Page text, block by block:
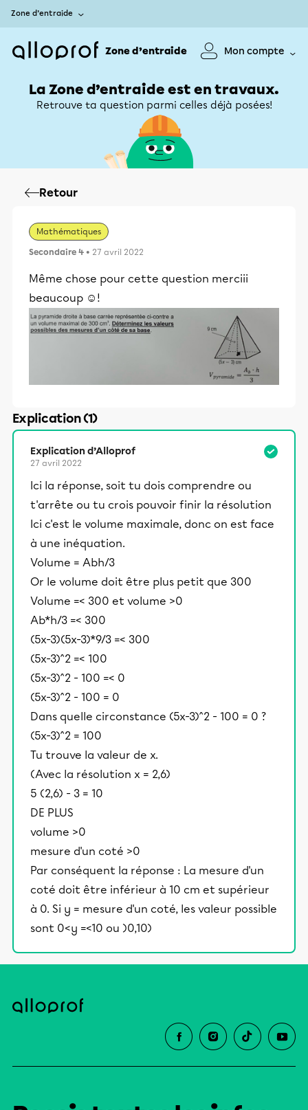
Zone d’entraide
Zone d’entraide Mon compte
La Zone d’entraide est en travaux.
Retrouve ta question parmi celles déjà posées!
Retour
Mathématiques
Secondaire 4 • 27 avril 2022
Même chose pour cette question merciii
beaucoup ☺️!
Explication (1)
Explication d’Alloprof
27 avril 2022
Ici la réponse, soit tu dois comprendre ou
t'arrête ou tu crois pouvoir finir la résolution
Ici c'est le volume maximale, donc on est face
à une inéquation.
Volume = Abh/3
Or le volume doit être plus petit que 300
Volume =< 300 et volume >0
Ab*h/3 =< 300
(5x-3)(5x-3)*9/3 =< 300
(5x-3)^2 =< 100
(5x-3)^2 - 100 =< 0
(5x-3)^2 - 100 = 0
Dans quelle circonstance (5x-3)^2 - 100 = 0 ?
(5x-3)^2 = 100
Tu trouve la valeur de x.
(Avec la résolution x = 2,6)
5 (2,6) - 3 = 10
DE PLUS
volume >0
mesure d'un coté >0
Par conséquent la réponse : La mesure d'un
coté doit être inférieur à 10 cm et supérieur
à 0. Si y = mesure d'un coté, les valeur possible
sont 0<y =<10 ou )0,10)